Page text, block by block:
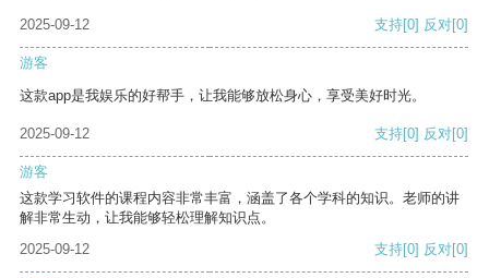
2025-09-12 支持[0] 反对[0]
游客
这款app是我娱乐的好帮手，让我能够放松身心，享受美好时光。
2025-09-12 支持[0] 反对[0]
游客
这款学习软件的课程内容非常丰富，涵盖了各个学科的知识。老师的讲
解非常生动，让我能够轻松理解知识点。
2025-09-12
支持[0] 反对[0]